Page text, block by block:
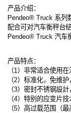
产品介绍：
Pendeo® Truck 系列
配合可对汽车衡秤台
Pendeo® Truck 汽车
产品特点：
（1）非常适合使用
（2）标准化，免维
（3）密封不锈钢設
（4）特别的应变片
（5）高过载范围（最